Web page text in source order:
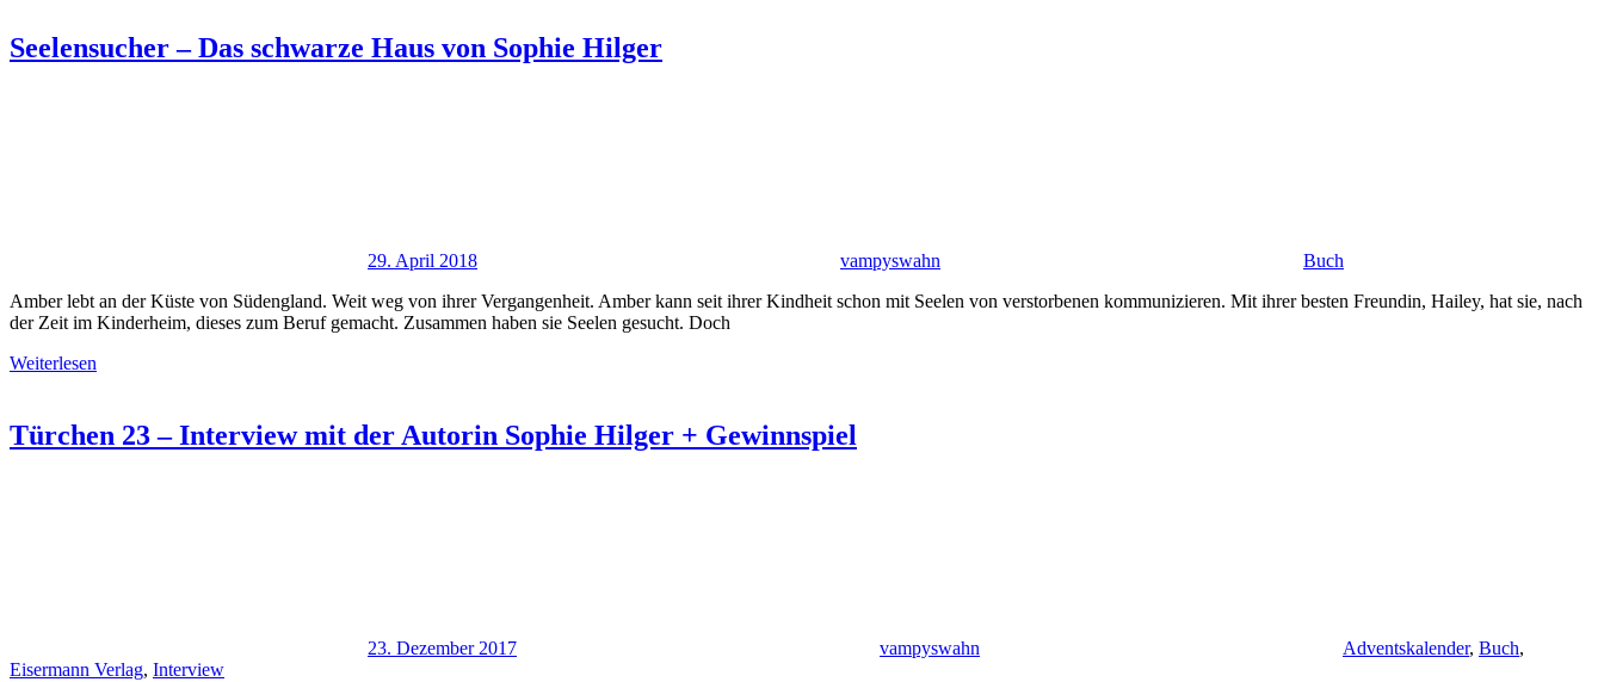
Seelensucher – Das schwarze Haus von Sophie Hilger
29. April 2018 vampyswahn
Buch
Amber lebt an der Küste von Südengland. Weit weg von ihrer Vergangenheit. Amber kann seit ihrer Kindheit schon mit Seelen von verstorbenen kommunizieren. Mit ihrer besten Freundin, Hailey, hat sie, nach
der Zeit im Kinderheim, dieses zum Beruf gemacht. Zusammen haben sie Seelen gesucht. Doch
Weiterlesen
Türchen 23 – Interview mit der Autorin Sophie Hilger + Gewinnspiel
23. Dezember 2017 vampyswahn Adventskalender, Buch,
Eisermann Verlag, Interview